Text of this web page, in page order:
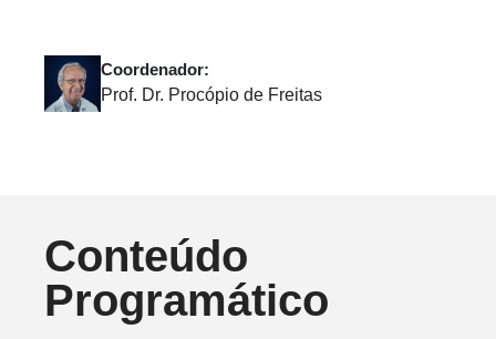
Coordenador:
Prof. Dr. Procópio de Freitas
Conteúdo
Programático